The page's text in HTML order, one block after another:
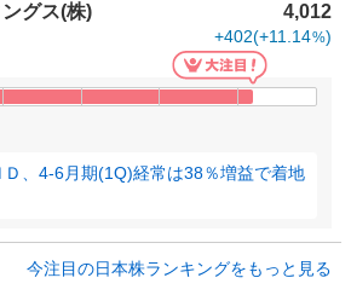
グス(株) 4,012
+402(+11.14%)
Ｄ、4-6月期(1Q)経常は38％増益で着地
今注目の日本株ランキングをもっと見る